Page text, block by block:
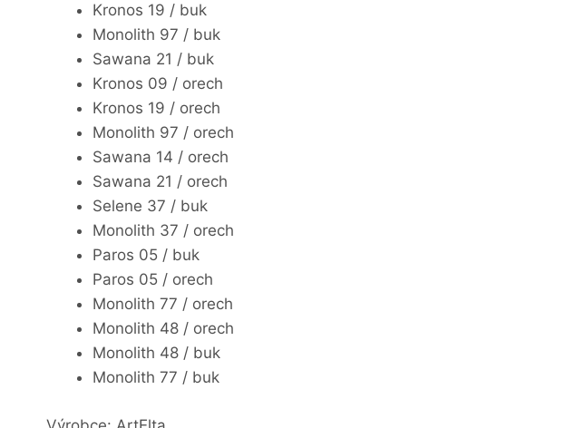
Kronos 19 / buk
Monolith 97 / buk
Sawana 21 / buk
Kronos 09 / orech
Kronos 19 / orech
Monolith 97 / orech
Sawana 14 / orech
Sawana 21 / orech
Selene 37 / buk
Monolith 37 / orech
Paros 05 / buk
Paros 05 / orech
Monolith 77 / orech
Monolith 48 / orech
Monolith 48 / buk
Monolith 77 / buk